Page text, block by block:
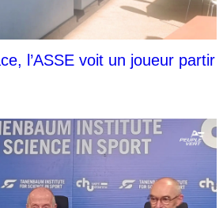
l’ASSE voit un joueur partir